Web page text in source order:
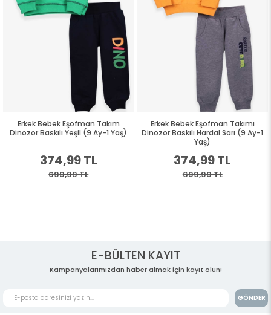
Erkek Bebek Eşofman Takım
Dinozor Baskılı Yeşil (9 Ay-1 Yaş)
374,99 TL
699,99 TL
Erkek Bebek Eşofman Takımı
Dinozor Baskılı Hardal Sarı (9 Ay-1
Yaş)
374,99 TL
699,99 TL
E-BÜLTEN KAYIT
Kampanyalarımızdan haber almak için kayıt olun!
GÖNDER